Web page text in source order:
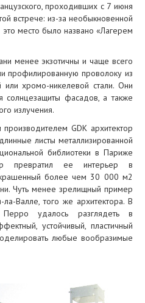
проходивших с 7 июня
встрече: из-за необыкновенной
место было названо «Лагерем
менее экзотичны и чаще всего
профилированную проволоку из
или хромо-никелевой стали. Они
солнцезащиты фасадов, а также
излучения.
GDK архитектор
листы металлизированной
библиотеки в Париже
превратил ее интерьер в
более чем 30 000 м2
Чуть менее зрелищный пример
Валле, того же архитектора. В
удалось разглядеть в
устойчивый, пластичный
любые вообразимые